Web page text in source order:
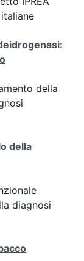
della
della
diagnosi